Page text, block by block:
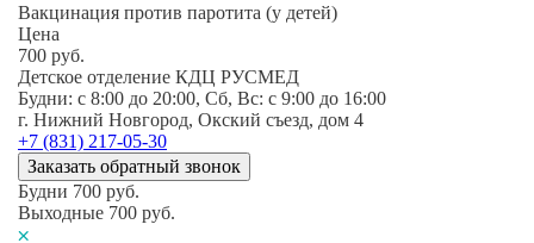
Вакцинация против паротита (у детей)
Цена
700 руб.
Детское отделение КДЦ РУСМЕД
Будни: c 8:00 до 20:00, Сб, Вс: c 9:00 до 16:00
г. Нижний Новгород, Окский съезд, дом 4
+7 (831) 217-05-30
Заказать обратный звонок
Будни 700 руб.
Выходные 700 руб.